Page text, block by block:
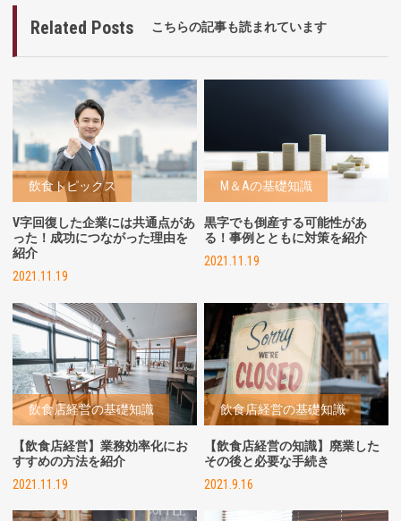
Related Posts こちらの記事も読まれています
飲食トピックス
V字回復した企業には共通点があ
った！成功につながった理由を
紹介
2021.11.19
M＆Aの基礎知識
黒字でも倒産する可能性があ
る！事例とともに対策を紹介
2021.11.19
飲食店経営の基礎知識
【飲食店経営】業務効率化にお
すすめの方法を紹介
2021.11.19
飲食店経営の基礎知識
【飲食店経営の知識】廃業した
その後と必要な手続き
2021.9.16